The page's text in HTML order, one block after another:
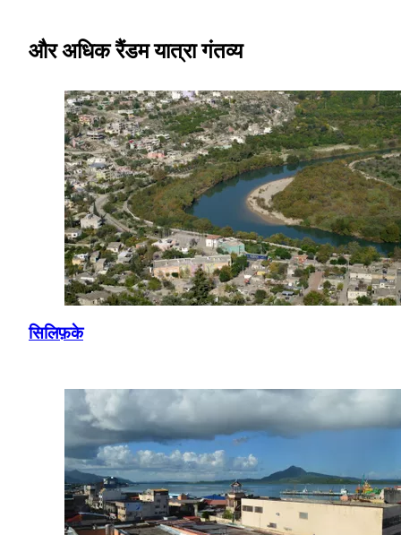
और अधिक रैंडम यात्रा गंतव्य
सिलिफ़के